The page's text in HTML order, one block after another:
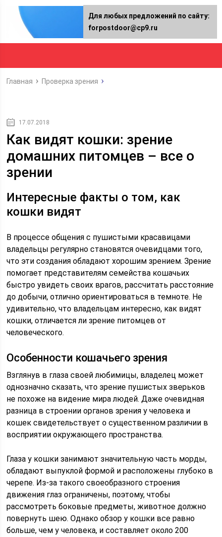
Главная Проверка зрения
17.07.2018
Как видят кошки: зрение
домашних питомцев – все о
зрении
Интересные факты о том, как
кошки видят
В процессе общения с пушистыми красавицами
владельцы регулярно становятся очевидцами того,
что эти создания обладают хорошим зрением. Зрение
помогает представителям семейства кошачьих
быстро увидеть своих врагов, рассчитать расстояние
до добычи, отлично ориентироваться в темноте. Не
удивительно, что владельцам интересно, как видят
кошки, отличается ли зрение питомцев от
человеческого.
Особенности кошачьего зрения
Взглянув в глаза своей любимицы, владелец может
однозначно сказать, что зрение пушистых зверьков
не похоже на видение мира людей. Даже очевидная
разница в строении органов зрения у человека и
кошек свидетельствует о существенном различии в
восприятии окружающего пространства.
Глаза у кошки занимают значительную часть морды,
обладают выпуклой формой и расположены глубоко в
черепе. Из-за такого своеобразного строения
движения глаз ограничены, поэтому, чтобы
рассмотреть боковые предметы, животное должно
повернуть шею. Однако обзор у кошки все равно
больше, чем у человека, и составляет около 200
Для любых предложений по сайту:
forpostdoor@cp9.ru